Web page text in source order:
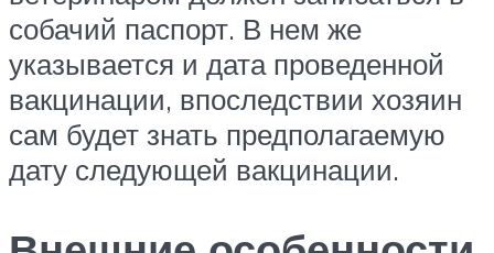
собачий паспорт. В нем же
указывается и дата проведенной
вакцинации, впоследствии хозяин
сам будет знать предполагаемую
дату следующей вакцинации.